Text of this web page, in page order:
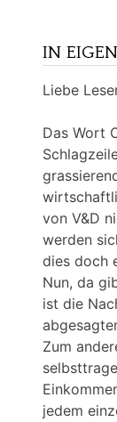
IN
Liebe
Das Wort
von V&D
werden
dies doch
Nun, da
ist die
Zum
jedem